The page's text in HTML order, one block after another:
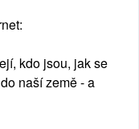
kdo jsou, jak se
naší země - a